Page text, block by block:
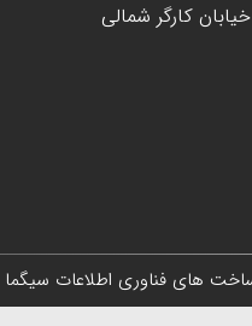
کارگر شمالی
های فناوری اطلاعات سیگما